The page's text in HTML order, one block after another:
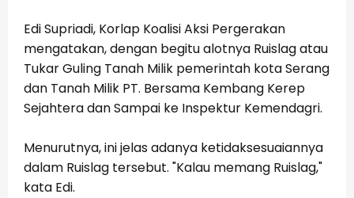
Edi Supriadi, Korlap Koalisi Aksi Pergerakan
mengatakan, dengan begitu alotnya Ruislag atau
Tukar Guling Tanah Milik pemerintah kota Serang
dan Tanah Milik PT. Bersama Kembang Kerep
Sejahtera dan Sampai ke Inspektur Kemendagri.
Menurutnya, ini jelas adanya ketidaksesuaiannya
dalam Ruislag tersebut. "Kalau memang Ruislag,"
kata Edi.